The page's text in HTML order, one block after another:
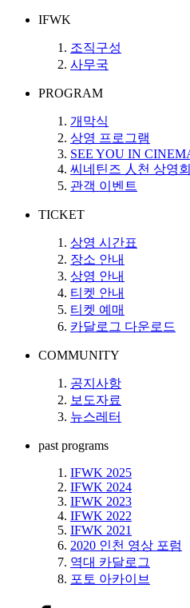
IFWK
조직구성
사무국
PROGRAM
개막식
상영 프로그램
SEE YOU IN
씨네틴즈 人천 상영회
관객 이벤트
TICKET
상영 시간표
장소 안내
상영 안내
티켓 안내
티켓 예매
카달로그 다운로드
COMMUNITY
공지사항
보도자료
뉴스레터
past programs
IFWK 2025
IFWK 2024
IFWK 2023
IFWK 2022
IFWK 2021
2020 인천 영상 포럼
역대 카달로그
포토 아카이브